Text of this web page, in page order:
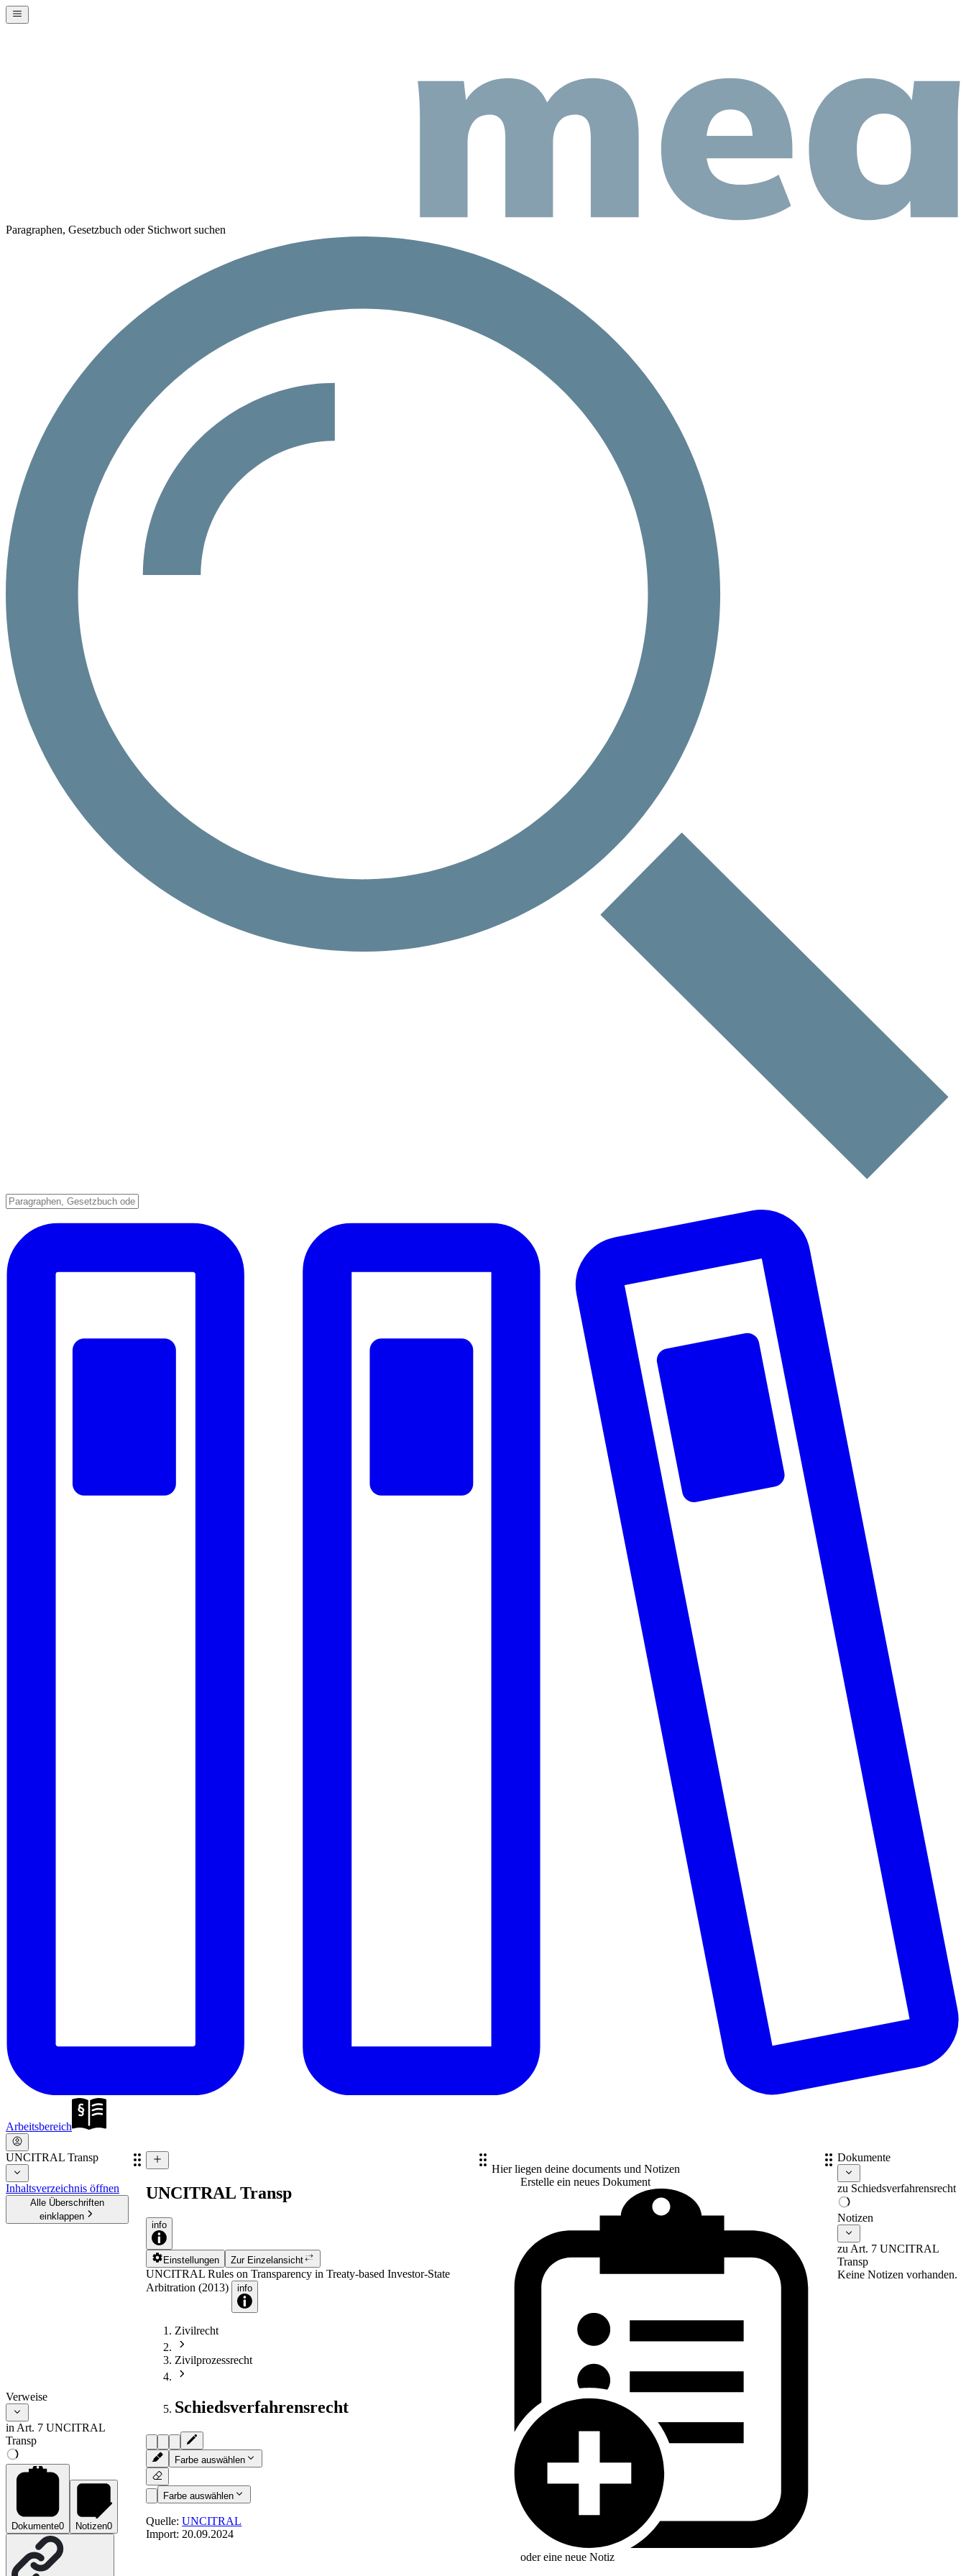
Paragraphen, Gesetzbuch oder Stichwort suchen
Arbeitsbereich
UNCITRAL Transp
Inhaltsverzeichnis öffnen
Alle Überschriften
einklappen
Verweise
in Art. 7 UNCITRAL
Transp
Dokumente0 Notizen0
UNCITRAL Transp
info
Einstellungen Zur Einzelansicht
UNCITRAL Rules on Transparency in Treaty-based Investor-State
Arbitration (2013)
info
Zivilrecht
Zivilprozessrecht
Schiedsverfahrensrecht
Farbe auswählen
Farbe auswählen
Quelle:UNCITRAL
Import: 20.09.2024
Hier liegen deine documents und Notizen
Erstelle ein neues Dokument
oder eine neue Notiz
Dokumente
zu Schiedsverfahrensrecht
Notizen
zu Art. 7 UNCITRAL
Transp
Keine Notizen vorhanden.